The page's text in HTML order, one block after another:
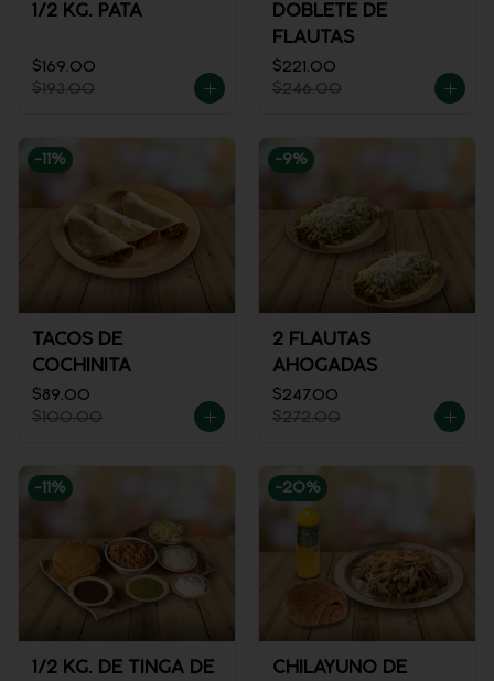
1/2 KG. PATA
$169.00
$193.00
DOBLETE DE
FLAUTAS
$221.00
$246.00
-11 %
TACOS DE
COCHINITA
$89.00
$100.00
-9%
2 FLAUTAS
AHOGADAS
$247.00
$272.00
-11 %
1/2 KG. DE TINGA DE
-20%
CHILAYUNO DE